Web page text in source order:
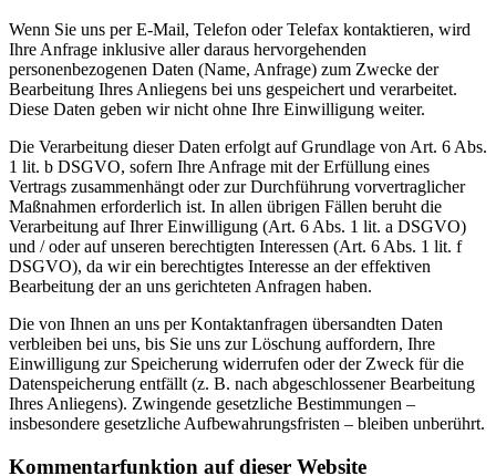
Wenn Sie uns per E-Mail, Telefon oder Telefax kontaktieren, wird
Ihre Anfrage inklusive aller daraus hervorgehenden
personenbezogenen Daten (Name, Anfrage) zum Zwecke der
Bearbeitung Ihres Anliegens bei uns gespeichert und verarbeitet.
Diese Daten geben wir nicht ohne Ihre Einwilligung weiter.
Die Verarbeitung dieser Daten erfolgt auf Grundlage von Art. 6 Abs.
1 lit. b DSGVO, sofern Ihre Anfrage mit der Erfüllung eines
Vertrags zusammenhängt oder zur Durchführung vorvertraglicher
Maßnahmen erforderlich ist. In allen übrigen Fällen beruht die
Verarbeitung auf Ihrer Einwilligung (Art. 6 Abs. 1 lit. a DSGVO)
und / oder auf unseren berechtigten Interessen (Art. 6 Abs. 1 lit. f
DSGVO), da wir ein berechtigtes Interesse an der effektiven
Bearbeitung der an uns gerichteten Anfragen haben.
Die von Ihnen an uns per Kontaktanfragen übersandten Daten
verbleiben bei uns, bis Sie uns zur Löschung auffordern, Ihre
Einwilligung zur Speicherung widerrufen oder der Zweck für die
Datenspeicherung entfällt (z. B. nach abgeschlossener Bearbeitung
Ihres Anliegens). Zwingende gesetzliche Bestimmungen –
insbesondere gesetzliche Aufbewahrungsfristen – bleiben unberührt.
Kommentarfunktion auf dieser Website